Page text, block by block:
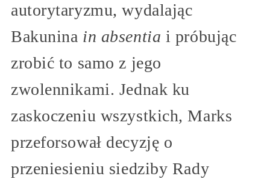
autorytaryzmu, wydalając
Bakunina in absentia i próbując
zrobić to samo z jego
zwolennikami. Jednak ku
zaskoczeniu wszystkich, Marks
przeforsował decyzję o
przeniesieniu siedziby Rady